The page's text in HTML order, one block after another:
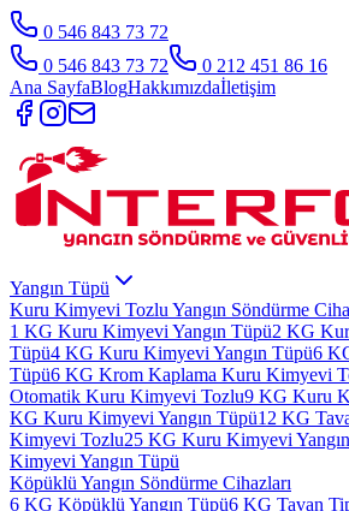
0 546 843 73 72
0 546 843 73 72
0 212 451 86 16
Ana SayfaBlogHakkımızdaİletişim
Yangın Tüpü
Kuru Kimyevi Tozlu Yangın Söndürme
1 KG Kuru Kimyevi Yangın Tüpü2 KG
Tüpü4 KG Kuru Kimyevi Yangın Tüpü6
Tüpü6 KG Krom Kaplama Kuru Kimyevi
Otomatik Kuru Kimyevi Tozlu9 KG Kuru
KG Kuru Kimyevi Yangın Tüpü12 KG
Kimyevi Tozlu25 KG Kuru Kimyevi
Kimyevi Yangın Tüpü
Köpüklü Yangın Söndürme Cihazları
6 KG Köpüklü Yangın Tüpü6 KG Tavan